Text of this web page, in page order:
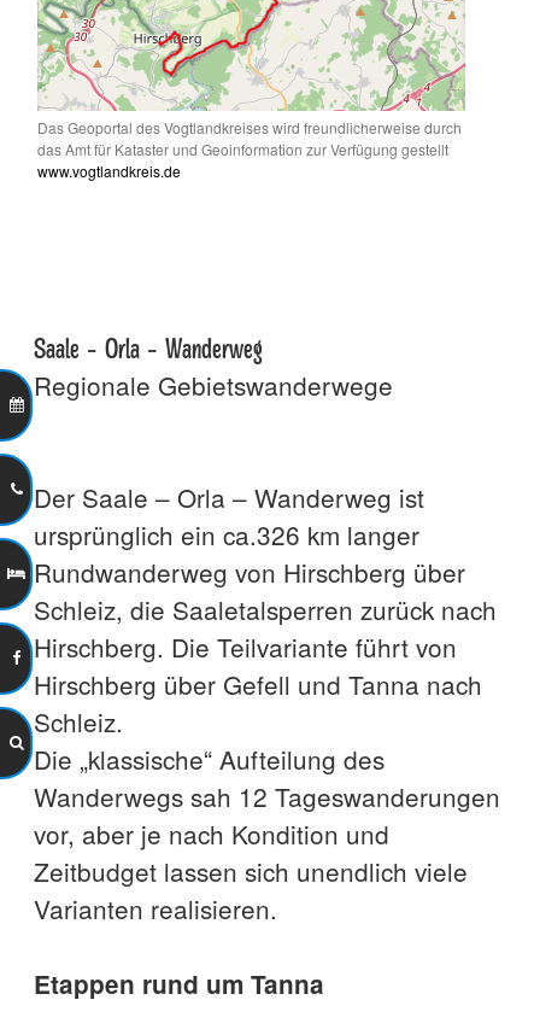
Das Geoportal des Vogtlandkreises wird freundlicherweise durch
das Amt für Kataster und Geoinformation zur Verfügung gestellt
www.vogtlandkreis.de
Saale - Orla - Wanderweg
Regionale Gebietswanderwege
Der Saale – Orla – Wanderweg ist
ursprünglich ein ca.326 km langer
Rundwanderweg von Hirschberg über
Schleiz, die Saaletalsperren zurück nach
Hirschberg. Die Teilvariante führt von
Hirschberg über Gefell und Tanna nach
Schleiz.
Die „klassische“ Aufteilung des
Wanderwegs sah 12 Tageswanderungen
vor, aber je nach Kondition und
Zeitbudget lassen sich unendlich viele
Varianten realisieren.
Etappen rund um Tanna